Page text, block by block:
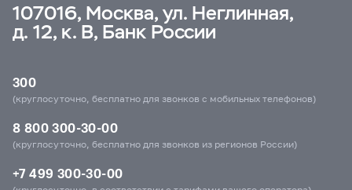
107016, Москва, ул. Неглинная,
д. 12, к. В, Банк России
300
(круглосуточно, бесплатно для звонков с мобильных телефонов)
8 800 300-30-00
(круглосуточно, бесплатно для звонков из регионов России)
+7 499 300-30-00